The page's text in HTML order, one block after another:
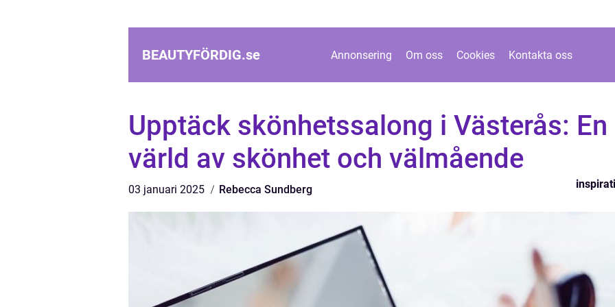
BEAUTYFÖRDIG.se Annonsering Om oss Cookies Kontakta oss
Upptäck skönhetssalong i Västerås: En
värld av skönhet och välmående
03 januari 2025 Rebecca Sundberg